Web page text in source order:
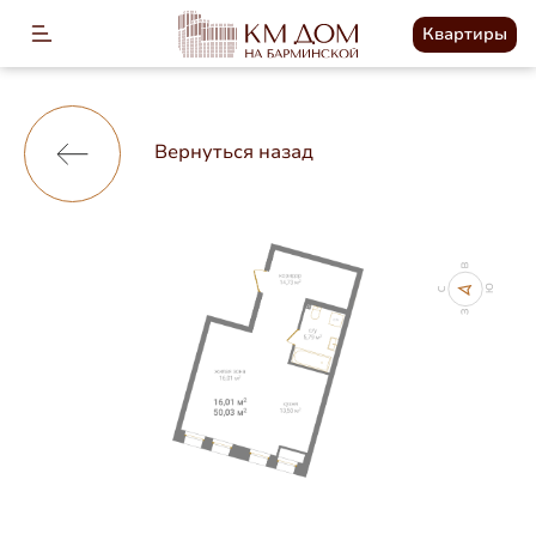
Квартиры
Вернуться назад